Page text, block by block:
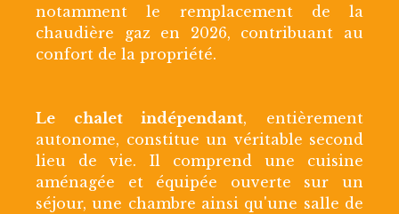
notamment le remplacement de la
chaudière gaz en 2026, contribuant au
confort de la propriété.
Le chalet indépendant, entièrement
autonome, constitue un véritable second
lieu de vie. Il comprend une cuisine
aménagée et équipée ouverte sur un
séjour, une chambre ainsi qu'une salle de